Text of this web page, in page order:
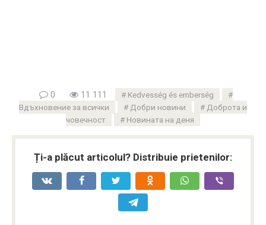
0 11 111
Kedvesség és emberség
Вдъхновение за всички
Добри новини
Доброта и
човечност
Новината на деня
Ți-a plăcut articolul? Distribuie prietenilor: